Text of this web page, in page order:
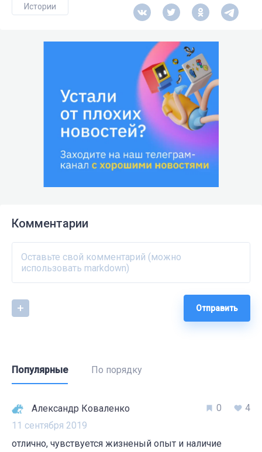
Истории
Комментарии
Отправить
Популярные По порядку
Александр Коваленко
11 сентября 2019
0 4
отлично, чувствуется жизненый опыт и наличие